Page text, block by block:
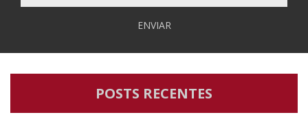
ENVIAR
POSTS RECENTES